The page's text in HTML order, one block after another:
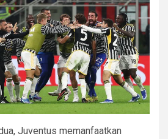
Juventus memanfaatkan